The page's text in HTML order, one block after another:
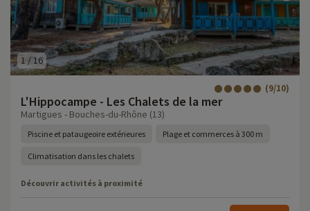
1 / 16
L'Hippocampe - Les Chalets de la mer
(9/10)
Martigues - Bouches-du-Rhône (13)
Piscine et pataugeoire extérieures Plage et commerces à 300 m
Climatisation dans les chalets
Découvrir activités à proximité